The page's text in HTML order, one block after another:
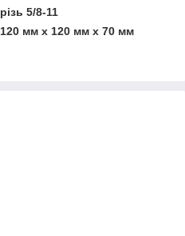
різь 5/8-11
120 мм х 120 мм х 70 мм